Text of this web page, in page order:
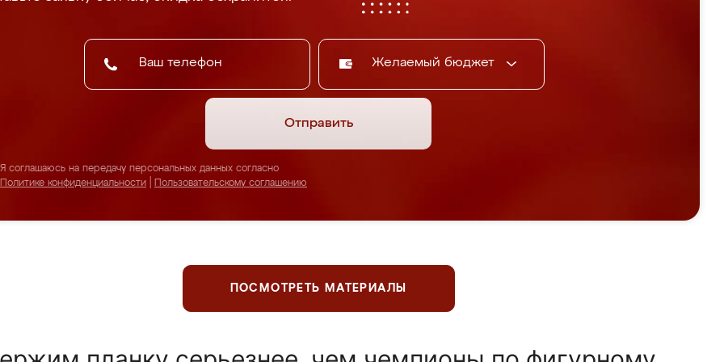
Желаемый бюджет
Отправить
Я соглашаюсь на передачу персональных данных согласно
Политике конфиденциальности
Пользовательскому соглашению
ПОСМОТРЕТЬ МАТЕРИАЛЫ